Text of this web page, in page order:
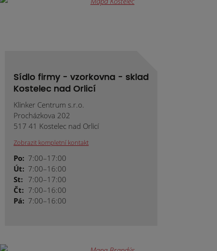
Sídlo firmy - vzorkovna - sklad
Kostelec nad Orlicí
Klinker Centrum s.r.o.
Procházkova 202
517 41 Kostelec nad Orlicí
Zobrazit kompletní kontakt
Po: 7:00–17:00
Út: 7:00–16:00
St: 7:00–17:00
Čt: 7:00–16:00
Pá: 7:00–16:00